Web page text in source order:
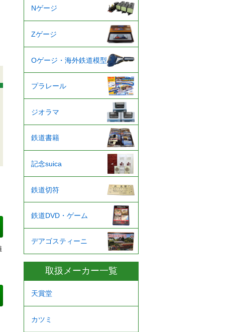
Nゲージ
Zゲージ
Oゲージ・海外鉄道模型
プラレール
ジオラマ
鉄道書籍
記念suica
鉄道切符
鉄道DVD・ゲーム
デアゴスティーニ
取扱メーカー一覧
天賞堂
カツミ